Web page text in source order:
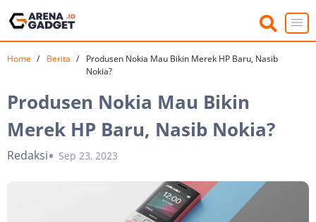
Home Berita
Produsen Nokia Mau Bikin Merek HP Baru, Nasib
Nokia?
Produsen Nokia Mau Bikin
Merek HP Baru, Nasib Nokia?
Redaksi Sep 23, 2023